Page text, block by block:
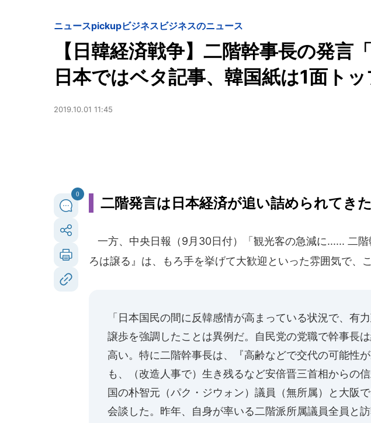
ニュースpickupビジネス ビジネスのニュース
【日韓経済戦争】二階幹事長の発言
日本ではベタ記事、韓国紙は1面ト
2019.10.01 11:45
0
二階発言は日本経済が追い詰められてき
一方、中央日報（9月30日付）「観光客の急減に...... 二階
ろは譲る』は、もろ手を挙げて大歓迎といった雰囲気で、
「日本国民の間に反韓感情が高まっている状況で、有
譲歩を強調したことは異例だ。自民党の党職で幹事長
高い。特に二階幹事長は、『高齢などで交代の可能性
も、（改造人事で）生き残るなど安倍晋三首相からの
国の朴智元（パク・ジウォン）議員（無所属）と大阪
会談した。昨年、自身が率いる二階派所属議員全員と